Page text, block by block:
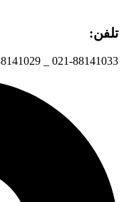
تلفن:
021-88141033 _ 021-88141029